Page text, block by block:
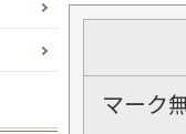
マーク